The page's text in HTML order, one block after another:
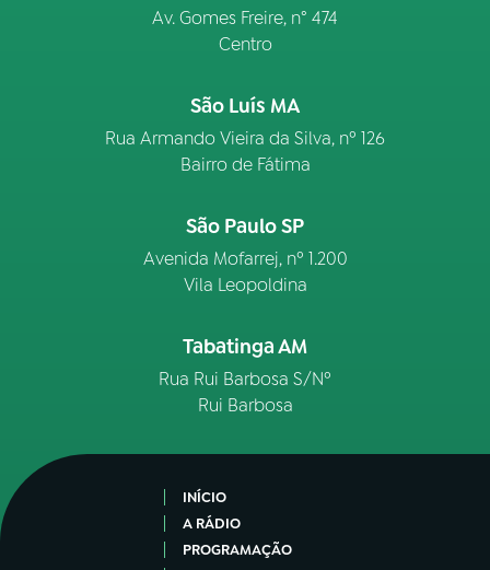
Av. Gomes Freire, n° 474
Centro
São Luís MA
Rua Armando Vieira da Silva, nº 126
Bairro de Fátima
São Paulo SP
Avenida Mofarrej, nº 1.200
Vila Leopoldina
Tabatinga AM
Rua Rui Barbosa S/Nº
Rui Barbosa
INÍCIO
A RÁDIO
PROGRAMAÇÃO